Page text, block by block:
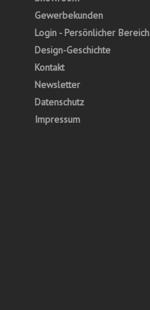
Gewerbekunden
Login - Persönlicher Bereich
Design-Geschichte
Kontakt
Newsletter
Datenschutz
Impressum